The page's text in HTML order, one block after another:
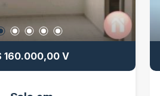
160.000,00 V